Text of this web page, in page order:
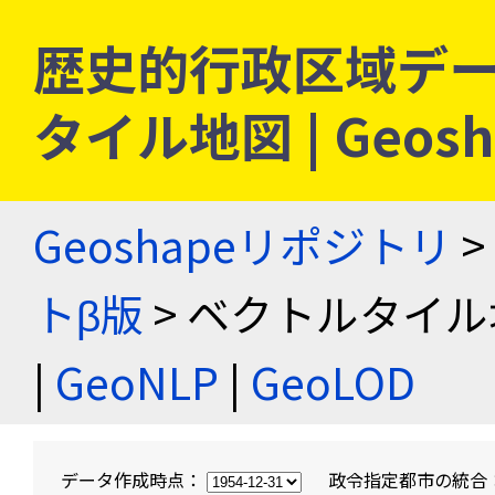
歴史的行政区域デ
タイル地図 |
Geoshapeリポジトリ >
トβ版 > ベクトルタイ
| GeoNLP | GeoLOD
データ作成時点： 政令指定都市の統